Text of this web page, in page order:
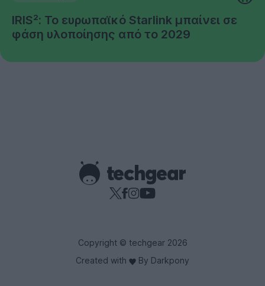
IRIS²: Το ευρωπαϊκό Starlink μπαίνει σε
φάση υλοποίησης από το 2029
Copyright © techgear 2026
Created with
By Darkpony